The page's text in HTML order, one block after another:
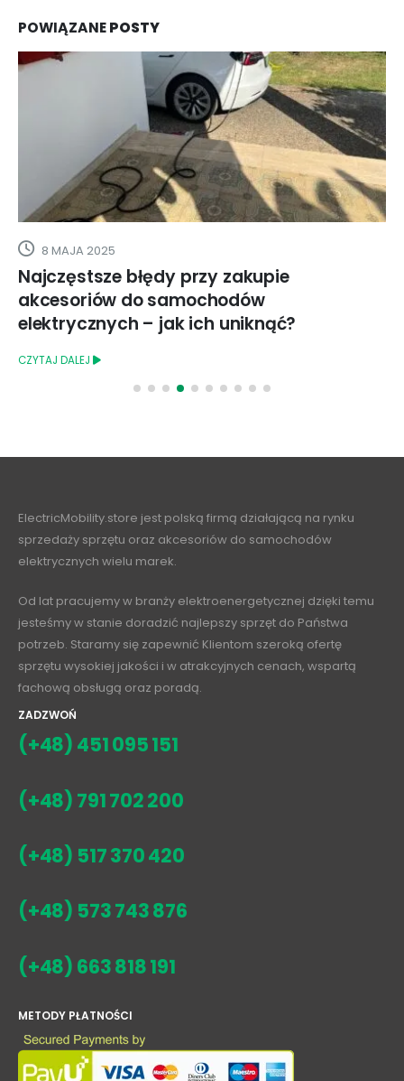
POWIĄZANEPOSTY
13 MAJA 2020
Hyundai 45 EV na testach drogowych
sprzedaży sprzętu oraz akcesoriów do samochodów
elektrycznych wielu marek.
Od lat pracujemy w branży elektroenergetycznej dzięki temu
jesteśmy w stanie doradzić najlepszy sprzęt do Państwa
potrzeb. Staramy się zapewnić Klientom szeroką ofertę
sprzętu wysokiej jakości i w atrakcyjnych cenach, wspartą
fachową obsługą oraz poradą.
ZADZWOŃ
(+48) 451 095 151